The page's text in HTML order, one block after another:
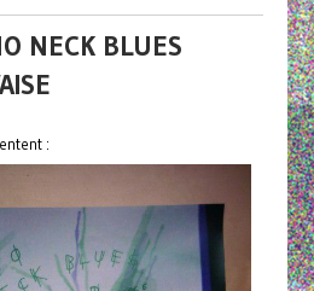
NECK BLUES
: